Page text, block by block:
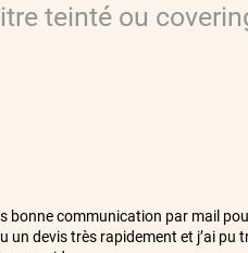
teinté ou
bonne communication par mail
un devis très rapidement et j’ai pu